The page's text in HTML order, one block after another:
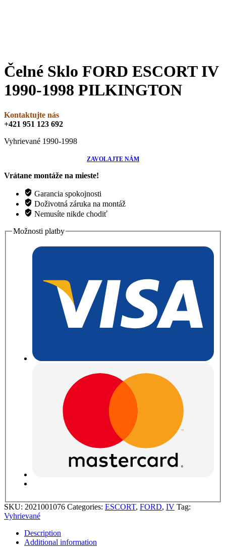
Čelné Sklo FORD ESCORT IV
1990-1998 PILKINGTON
Kontaktujte nás
+421 951 123 692
Vyhrievané 1990-1998
ZAVOLAJTE NÁM
Vrátane montáže na mieste!
Garancia spokojnosti
Doživotná záruka na montáž
Nemusíte nikde chodiť
Možnosti platby
SKU: 2021001076 Categories: ESCORT, FORD, IV Tag:
Vyhrievané
Description
Additional information